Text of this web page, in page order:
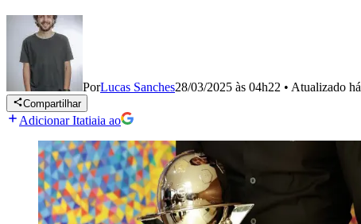
PorLucas Sanches28/03/2025 às 04h22 • Atualizado
Compartilhar
Adicionar Itatiaia ao